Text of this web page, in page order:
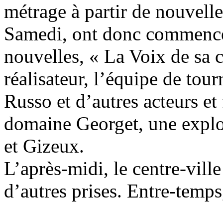
métrage à partir de
Samedi, ont donc
nouvelles, « La Voix de sa
réalisateur, l’équipe de
Russo et d’autres acteurs
domaine Georget, une
et Gizeux.
L’après-midi, le centre-
d’autres prises. Entre-